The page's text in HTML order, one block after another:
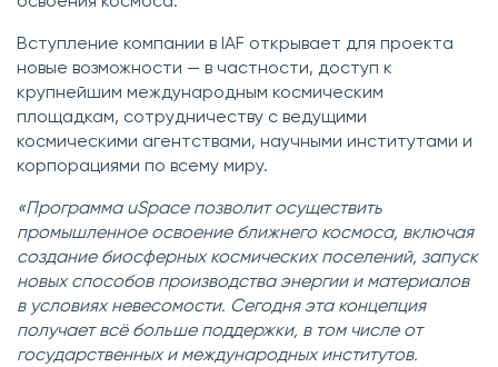
Вступление компании в IAF открывает для проекта
новые возможности — в частности, доступ к
крупнейшим международным космическим
площадкам, сотрудничеству с ведущими
космическими агентствами, научными институтами и
корпорациями по всему миру.
«Программа uSpace позволит осуществить
промышленное освоение ближнего космоса, включая
создание биосферных космических поселений, запуск
новых способов производства энергии и материалов
в условиях невесомости. Сегодня эта концепция
получает всё больше поддержки, в том числе от
государственных и международных институтов.